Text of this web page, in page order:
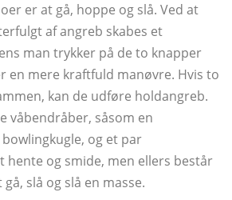
er at gå, hoppe og slå. Ved at
af angreb skabes et
man trykker på de to knapper
en mere kraftfuld manøvre. Hvis to
kan de udføre holdangreb.
våbendråber, såsom en
og et par
hente og smide, men ellers består
slå og slå en masse.